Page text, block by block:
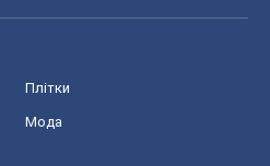
Плітки
Мода